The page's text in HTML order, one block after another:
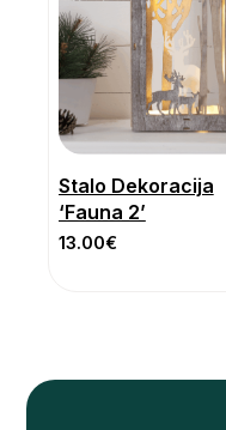
Stalo Dekoracija
‘Fauna 2’
13.00€